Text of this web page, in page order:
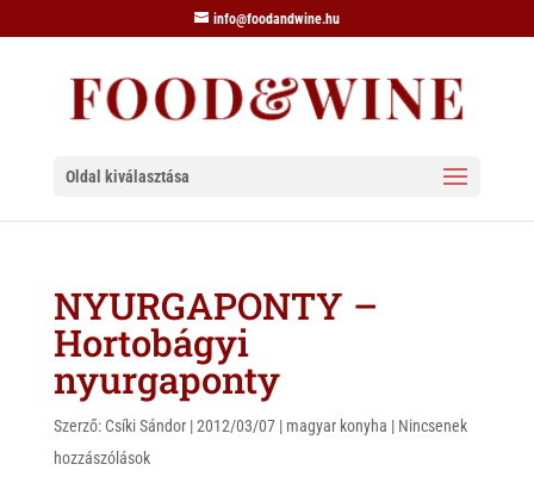
info@foodandwine.hu
Oldal kiválasztása
NYURGAPONTY –
Hortobágyi
nyurgaponty
Szerző: Csíki Sándor|2012/03/07| magyar konyha | Nincsenek
hozzászólások